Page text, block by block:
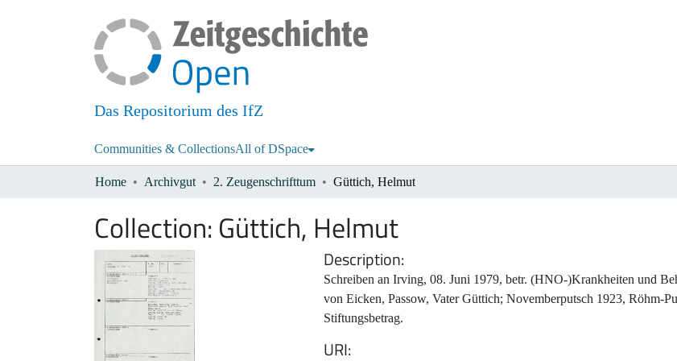
Das Repositorium des IfZ
Communities & CollectionsAll of DSpace
Home Archivgut 2. Zeugenschrifttum Güttich, Helmut
Collection: Güttich, Helmut
Description
Schreiben an Irving, 08. Juni 1979, betr. (HNO-)Krankheiten und
von Eicken, Passow, Vater Güttich; Novemberputsch 1923, Röhm-
Stiftungsbetrag.
URI